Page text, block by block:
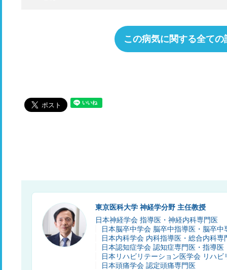
この病気に関する全て
東京医科大学 神経学分野 主任教授
日本神経学会 指導医・神経内科専門医
日本脳卒中学会 脳卒中指導医・脳卒中
日本内科学会 内科指導医・総合内科専
日本認知症学会 認知症専門医・指導医
日本リハビリテーション医学会 リハ
日本頭痛学会 認定頭痛専門医